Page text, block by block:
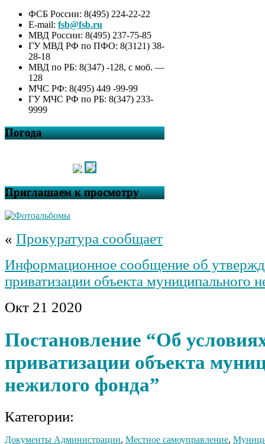
ФСБ России: 8(495) 224-22-22
E-mail: fsb@fsb.ru
МВД России: 8(495) 237-75-85
ГУ МВД РФ по ПФО: 8(3121) 38-
28-18
МВД по РБ: 8(347) -128, с моб. —
128
МЧС РФ: 8(495) 449 -99-99
ГУ МЧС РФ по РБ: 8(347) 233-
9999
Погода
Приглашаем к просмотру
« Прокуратура сообщает
Информационное сообщение об
приватизации объекта муниципального
Окт 21 2020
Постановление “Об
приватизации объекта
нежилого фонда”
Категории:
Документы Администрации, Местное самоуправление,